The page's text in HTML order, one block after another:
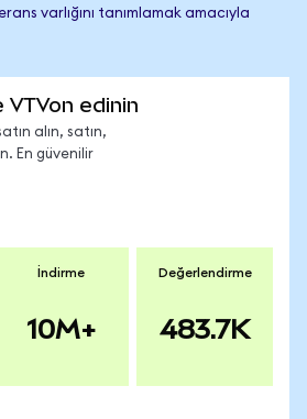
varlığını tanımlamak amacıyla
VTVon edinin
alın, satın,
En güvenilir
İndirme
10M+
Değerlendirme
483.7K